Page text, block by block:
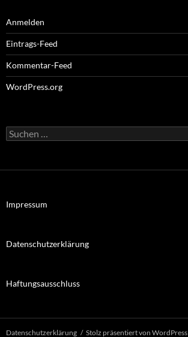
Anmelden
Eintrags-Feed
Kommentar-Feed
WordPress.org
Suchen
nach:
Impressum
Datenschutzerklärung
Haftungsausschluss
Datenschutzerklärung Stolz präsentiert von WordPress